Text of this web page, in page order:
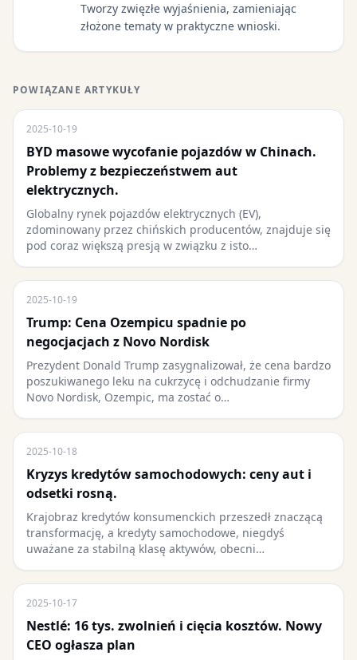
Tworzy zwięzłe wyjaśnienia, zamieniając
złożone tematy w praktyczne wnioski.
POWIĄZANE ARTYKUŁY
2025-10-19
BYD masowe wycofanie pojazdów w Chinach.
Problemy z bezpieczeństwem aut
elektrycznych.
Globalny rynek pojazdów elektrycznych (EV),
zdominowany przez chińskich producentów, znajduje się
pod coraz większą presją w związku z isto…
2025-10-19
Trump: Cena Ozempicu spadnie po
negocjacjach z Novo Nordisk
Prezydent Donald Trump zasygnalizował, że cena bardzo
poszukiwanego leku na cukrzycę i odchudzanie firmy
Novo Nordisk, Ozempic, ma zostać o…
2025-10-18
Kryzys kredytów samochodowych: ceny aut i
odsetki rosną.
Krajobraz kredytów konsumenckich przeszedł znaczącą
transformację, a kredyty samochodowe, niegdyś
uważane za stabilną klasę aktywów, obecni…
2025-10-17
Nestlé: 16 tys. zwolnień i cięcia kosztów. Nowy
CEO ogłasza plan